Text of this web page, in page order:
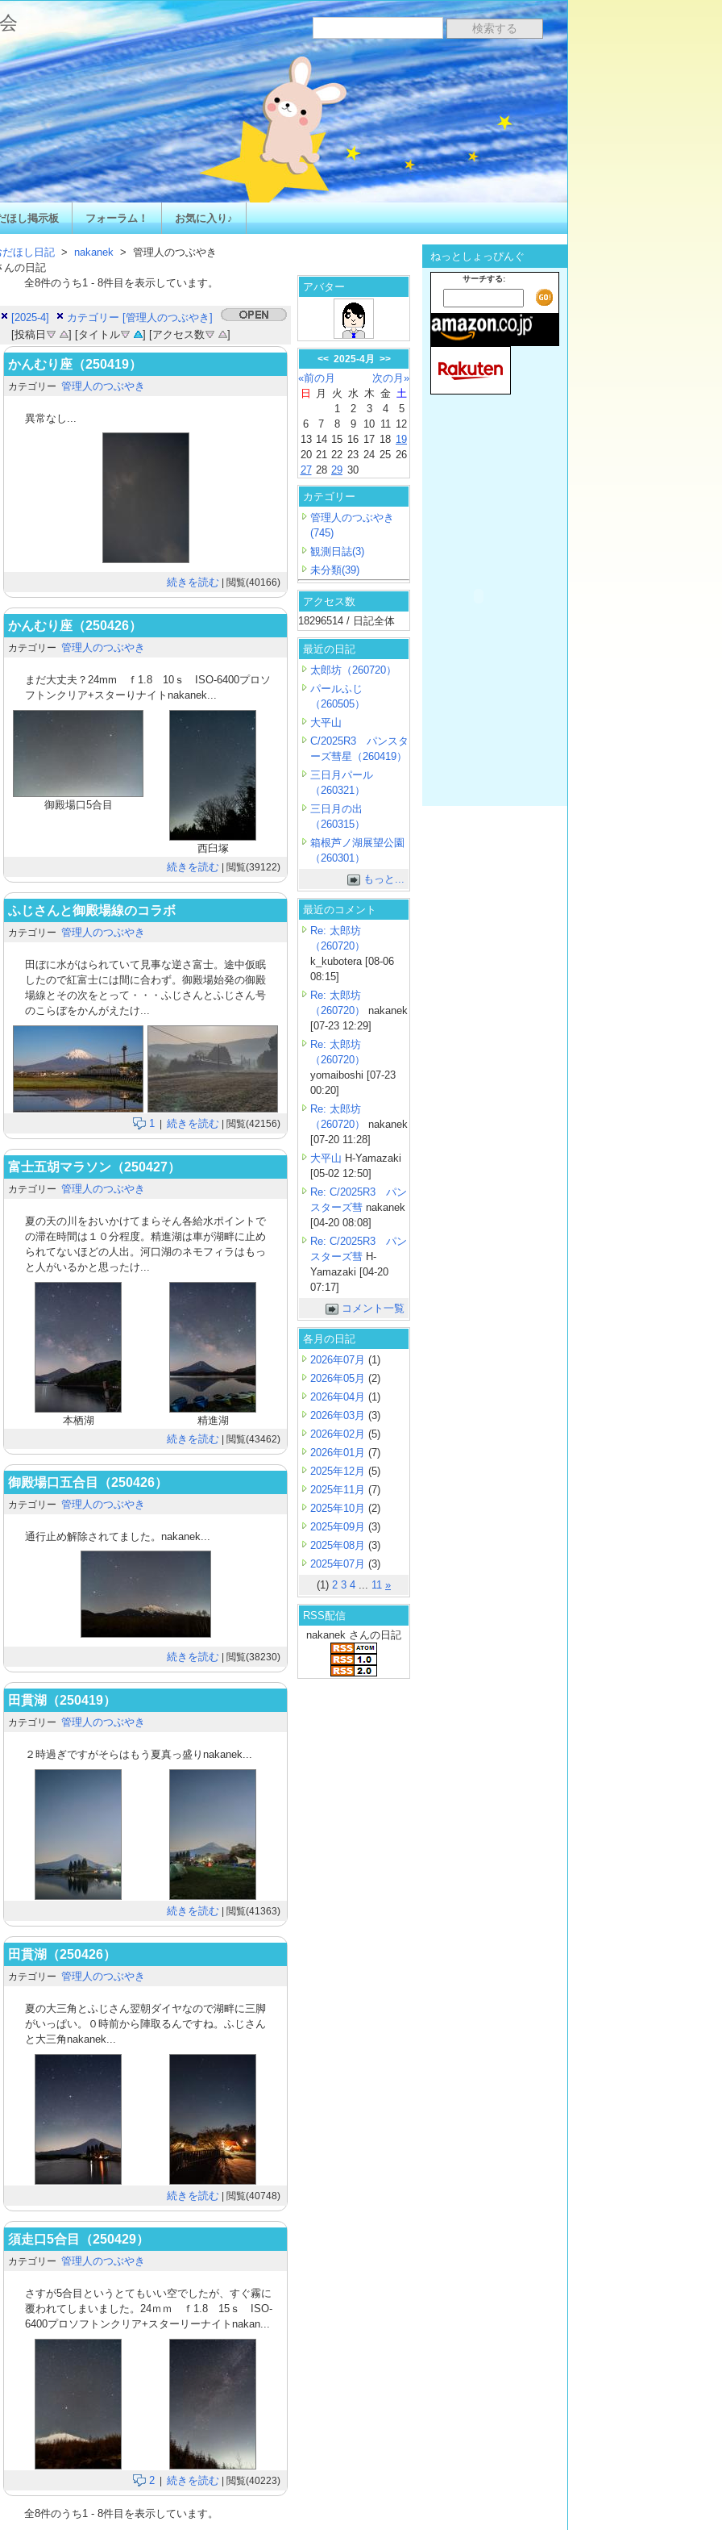
ほし掲示板 フォーラム！ お気に入り♪
だほし日記 > nakanek > 管理人のつぶやき
んの日記
全8件のうち1- 8件目を表示しています。
[2025-4]
カテゴリー [管理人のつぶやき]
[投稿日
] [タイトル ] [アクセス数 ]
かんむり座（250419）
カテゴリー 管理人のつぶやき
異常なし...
続きを読む | 閲覧(40166)
かんむり座（250426）
カテゴリー 管理人のつぶやき
まだ大丈夫？24mm ｆ1.8 10ｓ ISO-6400プロソ
フトンクリア+スターりナイトnakanek...
御殿場口5合目
西臼塚
続きを読む | 閲覧(39122)
ふじさんと御殿場線のコラボ
カテゴリー 管理人のつぶやき
田ぼに水がはられていて見事な逆さ富士。途中仮眠
したので紅富士には間に合わず。御殿場始発の御殿
場線とその次をとって・・・ふじさんとふじさん号
のこらぼをかんがえたけ...
1 | 続きを読む | 閲覧(42156)
富士五胡マラソン（250427）
カテゴリー 管理人のつぶやき
夏の天の川をおいかけてまらそん各給水ポイントで
の滞在時間は１０分程度。精進湖は車が湖畔に止め
られてないほどの人出。河口湖のネモフィラはもっ
と人がいるかと思ったけ...
本栖湖
精進湖
続きを読む | 閲覧(43462)
御殿場口五合目（250426）
カテゴリー 管理人のつぶやき
通行止め解除されてました。nakanek...
続きを読む | 閲覧(38230)
田貫湖（250419）
カテゴリー 管理人のつぶやき
２時過ぎですがそらはもう夏真っ盛りnakanek...
続きを読む | 閲覧(41363)
田貫湖（250426）
カテゴリー 管理人のつぶやき
夏の大三角とふじさん翌朝ダイヤなので湖畔に三脚
がいっぱい。０時前から陣取るんですね。ふじさん
と大三角nakanek...
続きを読む | 閲覧(40748)
須走口5合目（250429）
カテゴリー 管理人のつぶやき
さすが5合目というとてもいい空でしたが、すぐ霧に
覆われてしまいました。24ｍｍ ｆ1.8 15ｓ ISO-
6400プロソフトンクリア+スターリーナイトnakan...
2 | 続きを読む | 閲覧(40223)
全8件のうち1- 8件目を表示しています。
アバター
<< 2025-4月 >>
«前の月
次の月»
日
月 火 水 木 金 土
1
2 3 4
5
6
7 8 9 10 11 12
13 14 15 16 17 18 19
20 21 22 23 24 25 26
27 28 29 30
カテゴリー
管理人のつぶやき
(745)
観測日誌(3)
未分類(39)
アクセス数
18296514 / 日記全体
最近の日記
太郎坊（260720）
パールふじ
（260505）
大平山
C/2025R3 パンスタ
ーズ彗星（260419）
三日月パール
（260321）
三日月の出
（260315）
箱根芦ノ湖展望公園
（260301）
もっと...
最近のコメント
Re: 太郎坊
（260720）
k_kubotera [08-06
08:15]
Re: 太郎坊
（260720）
nakanek
[07-23 12:29]
Re: 太郎坊
（260720）
yomaiboshi [07-23
00:20]
Re: 太郎坊
（260720）
nakanek
[07-20 11:28]
大平山 H-Yamazaki
[05-02 12:50]
Re: C/2025R3 パン
スターズ彗 nakanek
[04-20 08:08]
Re: C/2025R3 パン
スターズ彗 H-
Yamazaki [04-20
07:17]
コメント一覧
各月の日記
2026年07月 (1)
2026年05月 (2)
2026年04月 (1)
2026年03月 (3)
2026年02月 (5)
2026年01月 (7)
2025年12月 (5)
2025年11月 (7)
2025年10月 (2)
2025年09月 (3)
2025年08月 (3)
2025年07月 (3)
(1) 2 3 4 ... 11 »
RSS配信
nakanek さんの日記
ねっとしょっぴんぐ
サーチする: